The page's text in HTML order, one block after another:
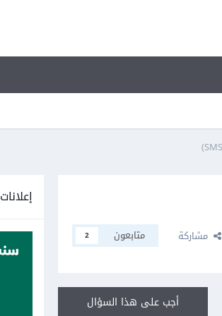
مشاركة متابعون 2
أجب على هذا السؤال
إعلانات